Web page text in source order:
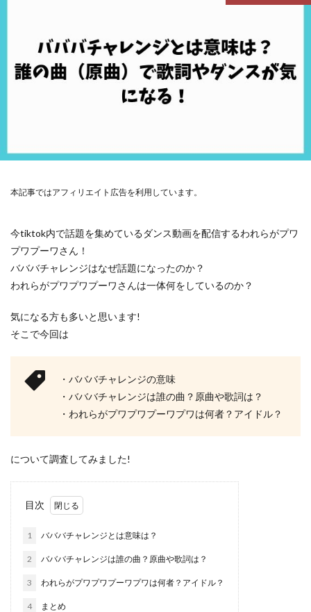
本記事ではアフィリエイト広告を利用しています。
今tiktok内で話題を集めているダンス動画を配信するわれらがプワ
プワプーワさん！
バババチャレンジはなぜ話題になったのか？
われらがプワプワプーワさんは一体何をしているのか？
気になる方も多いと思います!
そこで今回は
・バババチャレンジの意味
・バババチャレンジは誰の曲？原曲や歌詞は？
・われらがプワプワプーワプワは何者？アイドル？
について調査してみました!
目次
1 バババチャレンジとは意味は？
2 バババチャレンジは誰の曲？原曲や歌詞は？
3 われらがプワプワプーワプワは何者？アイドル？
4 まとめ